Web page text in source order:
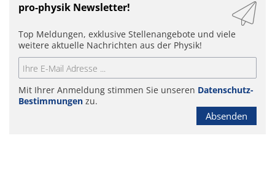
pro-physik Newsletter!
Top Meldungen, exklusive Stellenangebote und viele
weitere aktuelle Nachrichten aus der Physik!
Mit Ihrer Anmeldung stimmen Sie unseren Datenschutz-
Bestimmungen zu.
Absenden